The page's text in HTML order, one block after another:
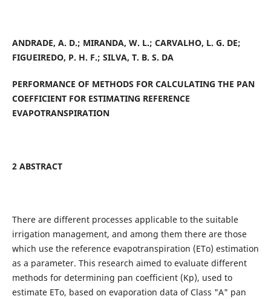
ANDRADE, A. D.; MIRANDA, W. L.; CARVALHO, L. G. DE;
FIGUEIREDO, P. H. F.; SILVA, T. B. S. DA
PERFORMANCE OF METHODS FOR CALCULATING THE PAN
COEFFICIENT FOR ESTIMATING REFERENCE
EVAPOTRANSPIRATION
2 ABSTRACT
There are different processes applicable to the suitable
irrigation management, and among them there are those
which use the reference evapotranspiration (ETo) estimation
as a parameter. This research aimed to evaluate different
methods for determining pan coefficient (Kp), used to
estimate ETo, based on evaporation data of Class "A" pan